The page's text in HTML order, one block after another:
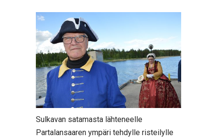
Sulkavan satamasta lähteneelle
Partalansaaren ympäri tehdylle risteilylle